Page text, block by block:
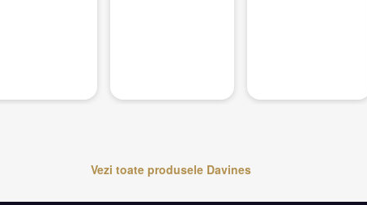
Vezi toate produsele Davines